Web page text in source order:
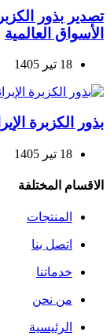
تصدير بذور
الأسواق العالمية
18 تیر 1405
بذور الكزبرة
18 تیر 1405
الاقسام المختلفة
المنتجات
اتصل بنا
خدماتنا
من نحن
الرئيسية